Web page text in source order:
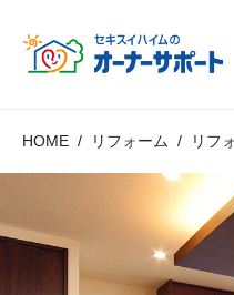
HOME リフォーム リフ